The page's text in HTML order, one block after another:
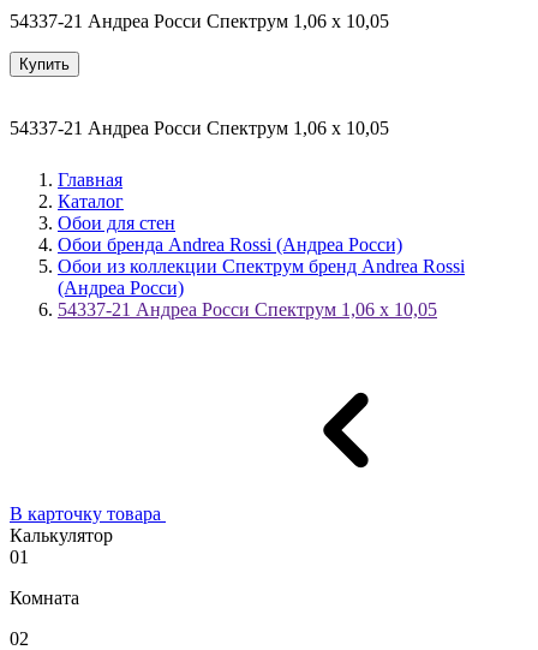
54337-21 Андреа Росси Спектрум 1,06 х 10,05
Купить
54337-21 Андреа Росси Спектрум 1,06 х 10,05
Главная
Каталог
Обои для стен
Обои бренда Andrea Rossi (Андреа Росси)
Обои из коллекции Спектрум бренд Andrea Rossi
(Андреа Росси)
54337-21 Андреа Росси Спектрум 1,06 х 10,05
В карточку товара
Калькулятор
01
Комната
02